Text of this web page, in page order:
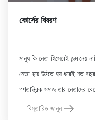
কোর্সের বিবরণ
মানুষ কি নেতা হিসেবেই জন্ম
নেতা হয়ে উঠতে হয় ধরেই শত
বিস্তারিত জানুন